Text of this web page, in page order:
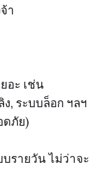
า
อะ เช่น
, ระบบล็อก ฯลฯ
ดภัย)
รายวัน ไม่ว่าจะ